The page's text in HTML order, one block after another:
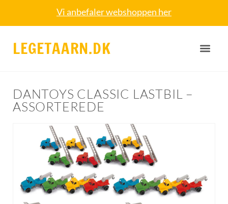
Vi anbefaler webshoppen her
LEGETAARN.DK
DANTOYS CLASSIC LASTBIL –
ASSORTEREDE